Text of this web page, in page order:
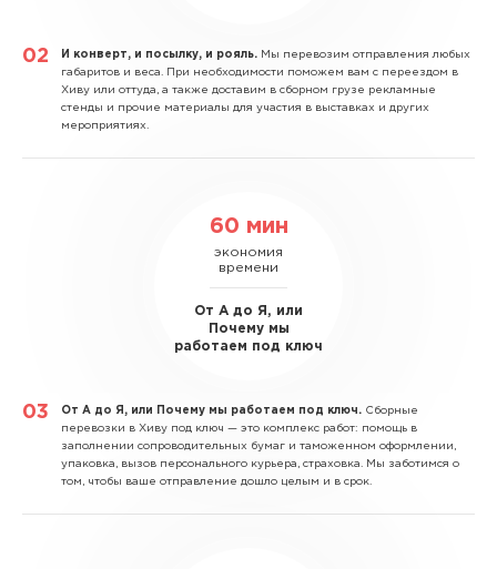
И конверт, и посылку, и рояль. Мы перевозим отправления любых
габаритов и веса. При необходимости поможем вам с переездом в
Хиву или оттуда, а также доставим в сборном грузе рекламные
стенды и прочие материалы для участия в выставках и других
мероприятиях.
60 мин
экономия
времени
От А до Я, или
Почему мы
работаем под ключ
От А до Я, или Почему мы работаем под ключ. Сборные
перевозки в Хиву под ключ — это комплекс работ: помощь в
заполнении сопроводительных бумаг и таможенном оформлении,
упаковка, вызов персонального курьера, страховка. Мы заботимся о
том, чтобы ваше отправление дошло целым и в срок.